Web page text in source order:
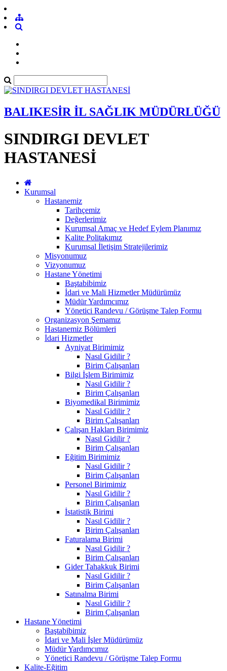
BALIKESİR İL SAĞLIK MÜDÜRLÜĞÜ
SINDIRGI DEVLET
HASTANESİ
Kurumsal
Hastanemiz
Tarihçemiz
Değerlerimiz
Kurumsal Amaç ve Hedef Eylem Planımız
Kalite Politakımız
Kurumsal İletişim Stratejilerimiz
Misyonumuz
Vizyonumuz
Hastane Yönetimi
Baştabibimiz
İdari ve Mali Hizmetler Müdürümüz
Müdür Yardımcımız
Yönetici Randevu / Görüşme Talep Formu
Organizasyon Şemamız
Hastanemiz Bölümleri
İdari Hizmetler
Ayniyat Birimimiz
Nasıl Gidilir ?
Birim Çalışanları
Bilgi İşlem Birimimiz
Nasıl Gidilir ?
Birim Çalışanları
Biyomedikal Birimimiz
Nasıl Gidilir ?
Birim Çalışanları
Çalışan Hakları Birimimiz
Nasıl Gidilir ?
Birim Çalışanları
Eğitim Birimimiz
Nasıl Gidilir ?
Birim Çalışanları
Personel Birimimiz
Nasıl Gidilir ?
Birim Çalışanları
İstatistik Birimi
Nasıl Gidilir ?
Birim Çalışanları
Faturalama Birimi
Nasıl Gidilir ?
Birim Çalışanları
Gider Tahakkuk Birimi
Nasıl Gidilir ?
Birim Çalışanları
Satınalma Birimi
Nasıl Gidilir ?
Birim Çalışanları
Hastane Yönetimi
Baştabibimiz
İdari ve Mali İşler Müdürümüz
Müdür Yardımcımız
Yönetici Randevu / Görüşme Talep Formu
Kalite-Eğitim